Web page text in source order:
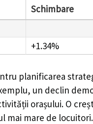
Schimbare
+1.34%
planificarea
un declin
orașului. O
mare de